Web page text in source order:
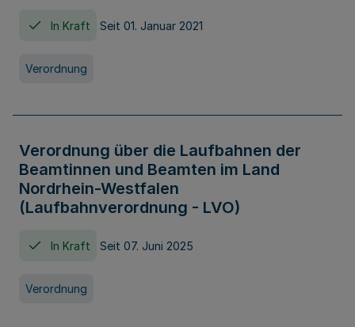
In Kraft Seit 01. Januar 2021
Verordnung
Verordnung über die Laufbahnen der
Beamtinnen und Beamten im Land
Nordrhein-Westfalen
(Laufbahnverordnung - LVO)
In Kraft Seit 07. Juni 2025
Verordnung